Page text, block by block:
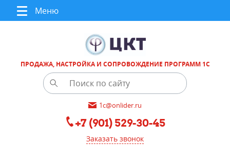
Меню
ПРОДАЖА, НАСТРОЙКА И СОПРОВОЖДЕНИЕ ПРОГРАММ 1С
1c@onlider.ru
+7 (901) 529-30-45
Заказать звонок